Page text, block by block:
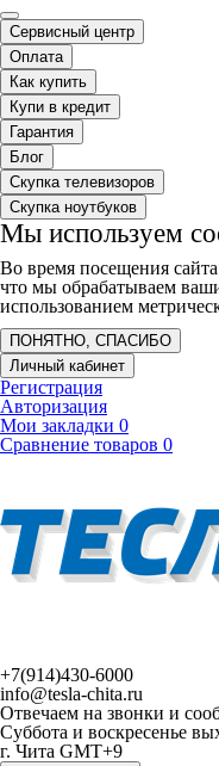
Сервисный центр
Оплата
Как купить
Купи в кредит
Гарантия
Блог
Скупка телевизоров
Скупка ноутбуков
Мы используем
Во время посещения
что мы обрабатываем
использованием
ПОНЯТНО, СПАСИБО
Личный кабинет
Регистрация
Авторизация
Мои закладки 0
Сравнение товаров 0
+7(914)430-6000
info@tesla-chita.ru
Отвечаем на звонки и
Суббота и воскресенье
г. Чита GMT+9